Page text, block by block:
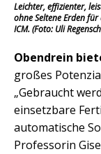
Leichter, effizienter,
ohne Seltene Erden
ICM. (Foto: Uli
Obendrein
großes
„Gebraucht
einsetzbare
automatische
Professorin